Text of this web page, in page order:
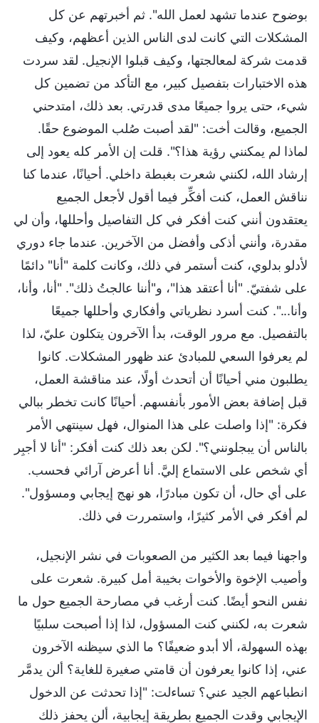
بوضوح عندما تشهد لعمل الله". ثم أخبرتهم عن كل
المشكلات التي كانت لدى الناس الذين أعظهم، وكيف
قدمت شركة لمعالجتها، وكيف قبلوا الإنجيل. لقد سردت
هذه الاختبارات بتفصيل كبير، مع التأكد من تضمين كل
شيء، حتى يروا جميعًا مدى قدرتي. بعد ذلك، امتدحني
الجميع، وقالت أخت: "لقد أصبت صُلب الموضوع حقًا.
لماذا لم يمكنني رؤية هذا؟". قلت إن الأمر كله يعود إلى
إرشاد الله، لكنني شعرت بغبطة داخلي. أحيانًا، عندما كنا
نناقش العمل، كنت أفكِّر فيما أقول لأجعل الجميع
يعتقدون أنني كنت أفكر في كل التفاصيل وأحللها، وأن لي
مقدرة، وأنني أذكى وأفضل من الآخرين. عندما جاء دوري
لأدلو بدلوي، كنت أستمر في ذلك، وكانت كلمة "أنا" دائمًا
على شفتيّ. "أنا أعتقد هذا"، و"أننا عالجتُ ذلك". "أنا، وأنا،
وأنا...". كنت أسرد نظرياتي وأفكاري وأحللها جميعًا
بالتفصيل. مع مرور الوقت، بدأ الآخرون يتكلون عليّ، لذا
لم يعرفوا السعي للمبادئ عند ظهور المشكلات. كانوا
يطلبون مني أحيانًا أن أتحدث أولًا، عند مناقشة العمل،
قبل إضافة بعض الأمور بأنفسهم. أحيانًا كانت تخطر ببالي
فكرة: "إذا واصلت على هذا المنوال، فهل سينتهي الأمر
بالناس أن يبجلونني؟". لكن بعد ذلك كنت أفكر: "أنا لا أجبِر
أي شخص على الاستماع إليَّ. أنا أعرض آرائي فحسب.
على أي حال، أن تكون مبادرًا، هو نهج إيجابي ومسؤول".
لم أفكر في الأمر كثيرًا، واستمررت في ذلك.
واجهنا فيما بعد الكثير من الصعوبات في نشر الإنجيل،
وأصيب الإخوة والأخوات بخيبة أمل كبيرة. شعرت على
نفس النحو أيضًا. كنت أرغب في مصارحة الجميع حول ما
شعرت به، لكنني كنت المسؤول، لذا إذا أصبحت سلبيًا
بهذه السهولة، ألا أبدو ضعيفًا؟ ما الذي سيظنه الآخرون
عني، إذا كانوا يعرفون أن قامتي صغيرة للغاية؟ ألن يدمَّر
انطباعهم الجيد عني؟ تساءلت: "إذا تحدثت عن الدخول
الإيجابي وقدت الجميع بطريقة إيجابية، ألن يحفز ذلك